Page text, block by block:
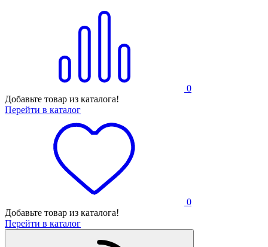
0
Добавьте товар из каталога!
Перейти в каталог
0
Добавьте товар из каталога!
Перейти в каталог